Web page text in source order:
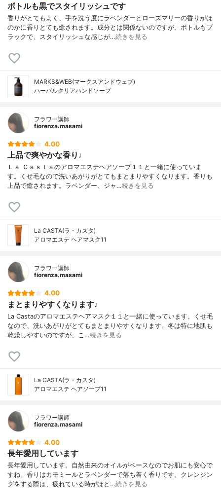
ボトルも黒でスタイリッシュです
香りがとてもよく、手を洗う度にラベンダーとローズマリーの香りがほ
のかに香りとても癒されます。成分とは関係ないのですが、ボトルもブ
ラックで、スタイリッシュな感じが…続きを見る
MARKS&WEB(マークスアンドウェブ)
ハーバルクリアハンドソープ
フラワー講師
fiorenza.masami
4.00
上品で爽やかな香り♩
Ｌａ Ｃａｓｔａのアロマエステヘアソープ１１と一緒に使っていま
す。くせ毛なので洗いあがりがとてもまとまりやすくなります。香りも
上品で癒されます。ラベンダー、ジャ…続きを見る
La CASTA(ラ・カスタ)
アロマエステ ヘアマスク11
フラワー講師
fiorenza.masami
4.00
まとまりやすくなります♩
La Castaのアロマエステヘアマスク１１と一緒に使っています。くせ毛
なので、洗いあがりがとてもまとまりやすくなります。冬は特に地肌も
乾燥しやすいのですが、こ…続きを見る
La CASTA(ラ・カスタ)
アロマエステ ヘアソープ11
フラワー講師
fiorenza.masami
4.00
長年愛用しています
長年愛用しています。自然由来のオイルがベースなのでお肌にも安心で
すね。香りはカモミールとラベンダーで落ち着く香りです。クレンジン
グをする際は、疲れている時がほと…続きを見る